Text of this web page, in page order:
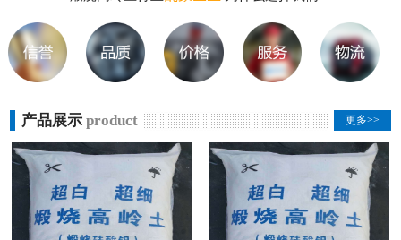
产品展示 product 更多>>